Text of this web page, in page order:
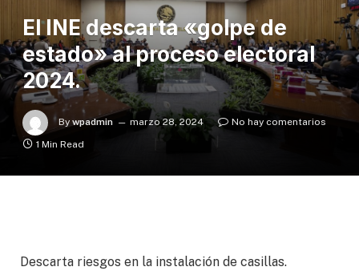
El INE descarta «golpe de
estado» al proceso electoral
2024.
By wpadmin marzo 28, 2024
No hay comentarios
1 Min Read
Descarta riesgos en la instalación de casillas.